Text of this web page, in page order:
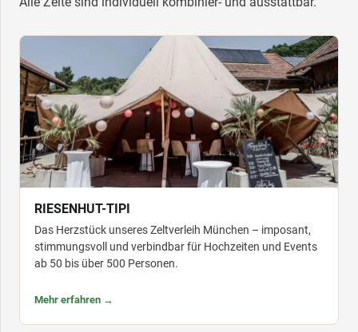
RIESENHUT-TIPI
Das Herzstück unseres Zeltverleih München – imposant,
stimmungsvoll und verbindbar für Hochzeiten und Events
ab 50 bis über 500 Personen.
Mehr erfahren →